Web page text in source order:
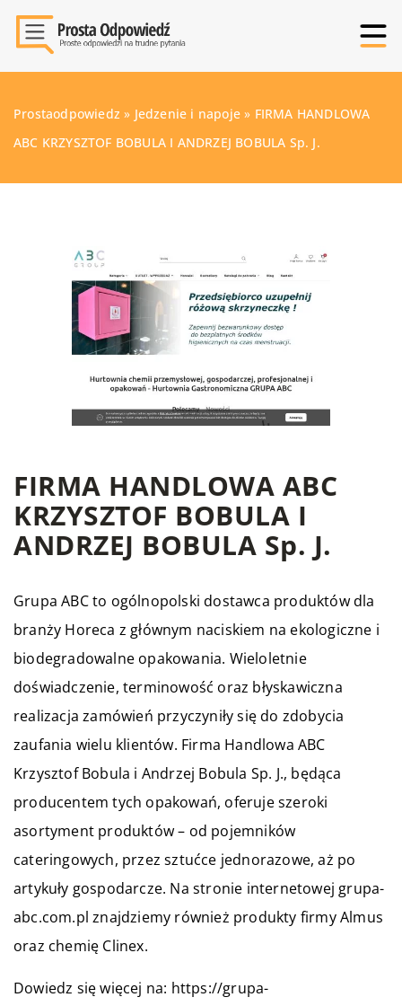
Prostaodpowiedz » Jedzenie i napoje » FIRMA HANDLOWA
ABC KRZYSZTOF BOBULA I ANDRZEJ BOBULA Sp. J.
FIRMA HANDLOWA ABC
KRZYSZTOF BOBULA I
ANDRZEJ BOBULA Sp. J.
Grupa ABC to ogólnopolski dostawca produktów dla
branży Horeca z głównym naciskiem na ekologiczne i
biodegradowalne opakowania. Wieloletnie
doświadczenie, terminowość oraz błyskawiczna
realizacja zamówień przyczyniły się do zdobycia
zaufania wielu klientów. Firma Handlowa ABC
Krzysztof Bobula i Andrzej Bobula Sp. J., będąca
producentem tych opakowań, oferuje szeroki
asortyment produktów – od pojemników
cateringowych, przez sztućce jednorazowe, aż po
artykuły gospodarcze. Na stronie internetowej grupa-
abc.com.pl znajdziemy również produkty firmy Almus
oraz chemię Clinex.
Dowiedz się więcej na: https://grupa-